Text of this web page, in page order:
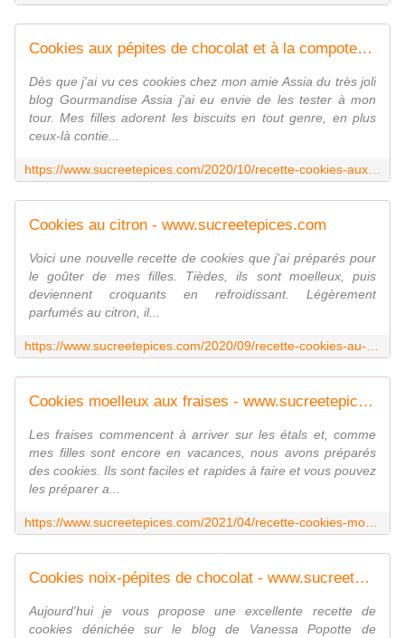
Cookies aux pépites de chocolat et à la compote de pommes - www.sucreetepices.com
Dès que j'ai vu ces cookies chez mon amie Assia du très joli
blog Gourmandise Assia j'ai eu envie de les tester à mon
tour. Mes filles adorent les biscuits en tout genre, en plus
ceux-là contie...
Cookies au citron - www.sucreetepices.com
Voici une nouvelle recette de cookies que j'ai préparés pour
le goûter de mes filles. Tièdes, ils sont moelleux, puis
deviennent croquants en refroidissant. Légèrement
parfumés au citron, il...
Cookies moelleux aux fraises - www.sucreetepices.com
Les fraises commencent à arriver sur les étals et, comme
mes filles sont encore en vacances, nous avons préparés
des cookies. Ils sont faciles et rapides à faire et vous pouvez
les préparer a...
Cookies noix-pépites de chocolat - www.sucreetepices.com
Aujourd'hui je vous propose une excellente recette de
cookies dénichée sur le blog de Vanessa Popotte de